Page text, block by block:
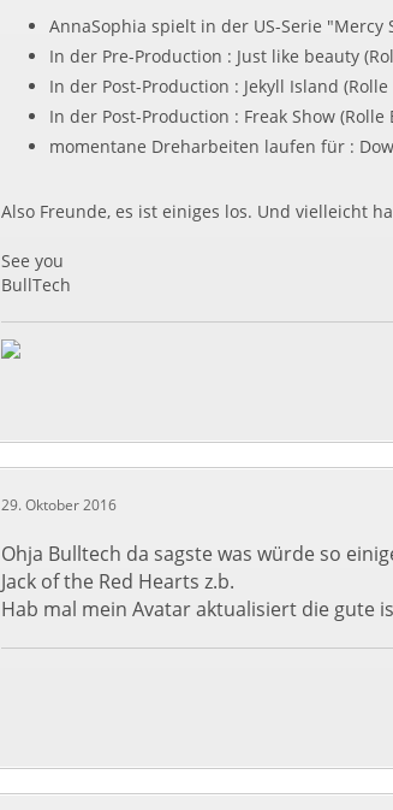
AnnaSophia spielt in der US-Serie
In der Pre-Production : Just like beauty
In der Post-Production : Jekyll Island
In der Post-Production : Freak Show (Rolle
momentane Dreharbeiten laufen für :
Also Freunde, es ist einiges los. Und vielleicht
See you
BullTech
29. Oktober 2016
Ohja Bulltech da sagste was würde so
Jack of the Red Hearts z.b.
Hab mal mein Avatar aktualisiert die gute